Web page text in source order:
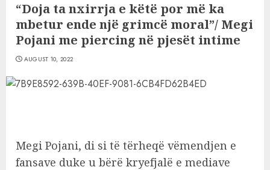
“Doja ta nxirrja e këtë por më ka
mbetur ende një grimcë moral”/ Megi
Pojani me piercing në pjesët intime
AUGUST 10, 2022
Megi Pojani, di si të tërheqë vëmendjen e
fansave duke u bërë kryefjalë e mediave